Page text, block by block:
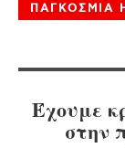
ΠΑΓΚΟΣΜΙΑ
Έχουμε
στην